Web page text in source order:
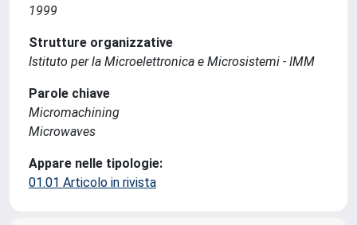
1999
Strutture organizzative
Istituto per la Microelettronica e Microsistemi - IMM
Parole chiave
Micromachining
Microwaves
Appare nelle tipologie:
01.01 Articolo in rivista